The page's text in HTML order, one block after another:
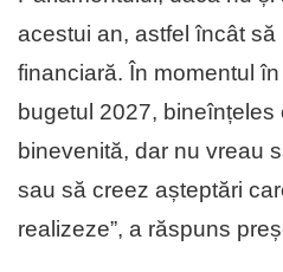
acestui an, astfel încât să
financiară. În momentul
bugetul 2027, bineînțeles
binevenită, dar nu vreau
sau să creez așteptări
realizeze”, a răspuns